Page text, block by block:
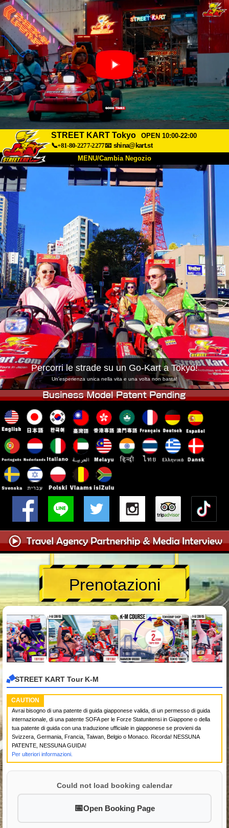
STREET KART Tokyo
OPEN 10:00-22:00
📞+81-80-2277-2277📧 shina@kart.st
MENU/Cambia Negozio
INIZIO
Prenotazioni
Cambia Negozio
Tokyo Shinagawa Tokyo Akihabara#1
Tokyo Akihabara#2 Tokyo Shibuya
Tokyo Shibuya Annex Tokyo Bay
Tokyo Asakusa Osaka
Okinawa
Percorri le strade su un Go-Kart a Tokyo!
Un'esperienza unica nella vita e una volta non basta!
Prenotazioni
STREET KART Tour K-M
CAUTION
Avrai bisogno di una patente di guida giapponese valida, di un permesso di guida
internazionale, di una patente SOFA per le Forze Statunitensi in Giappone o della
tua patente di guida con una traduzione ufficiale in giapponese se provieni da
Svizzera, Germania, Francia, Taiwan, Belgio o Monaco. Ricorda! NESSUNA
PATENTE, NESSUNA GUIDA!
Per ulteriori informazioni.
Could not load booking calendar
Open Booking Page